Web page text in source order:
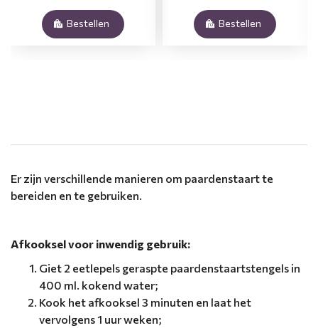
Bestellen Bestellen
Er zijn verschillende manieren om paardenstaart te
bereiden en te gebruiken.
Afkooksel voor inwendig gebruik:
Giet 2 eetlepels geraspte paardenstaartstengels in
400 ml. kokend water;
Kook het afkooksel 3 minuten en laat het
vervolgens 1 uur weken;